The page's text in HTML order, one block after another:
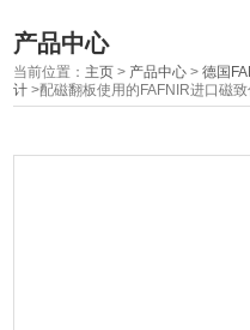
产品中心
当前位置： 主页 > 产品中心 >德国
计 >配磁翻板使用的FAFNIR进口磁